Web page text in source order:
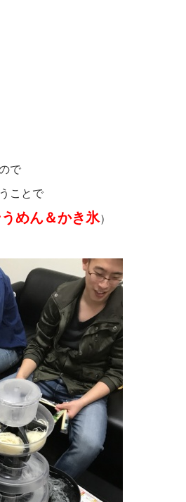
で
ことで
めん＆かき氷）